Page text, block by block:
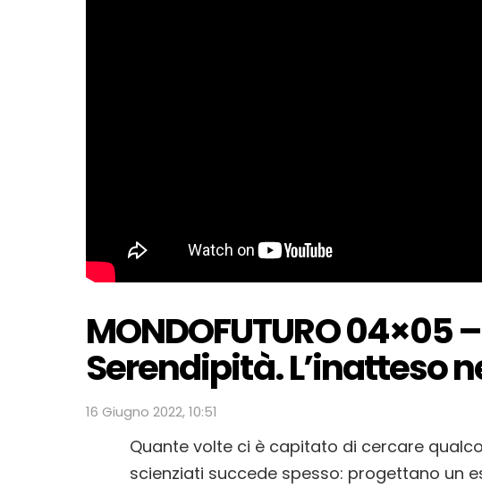
MONDOFUTURO 04×05
Serendipità. L’inatteso
16 Giugno 2022, 10:51
Quante volte ci è capitato di cercare
scienziati succede spesso: progettano un